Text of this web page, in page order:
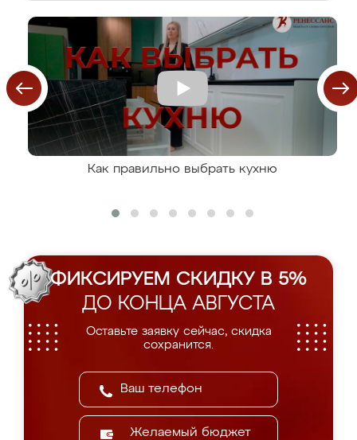
Как правильно выбрать кухню
ФИКСИРУЕМ СКИДКУ В 5%
ДО КОНЦА АВГУСТА
Оставьте заявку сейчас, скидка
сохранится.
Желаемый бюджет